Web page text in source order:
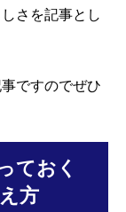
さを記事とし
ですのでぜひ
ておく
方